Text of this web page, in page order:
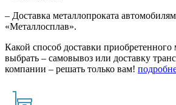
– Доставка металлопроката
«Металлосплав».
Какой способ доставки приобретенного
выбрать – самовывоз или доставку
компании – решать только вам!